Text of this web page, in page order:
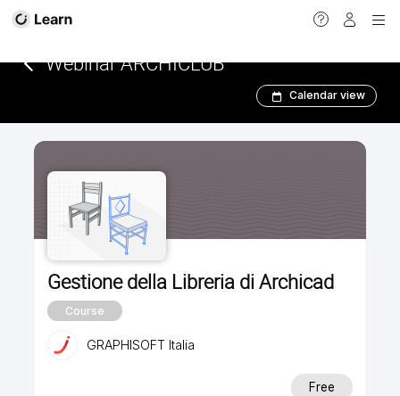
Webinar ARCHICLUB
Calendar view
Gestione della Libreria di Archicad
Course
GRAPHISOFT Italia
Free